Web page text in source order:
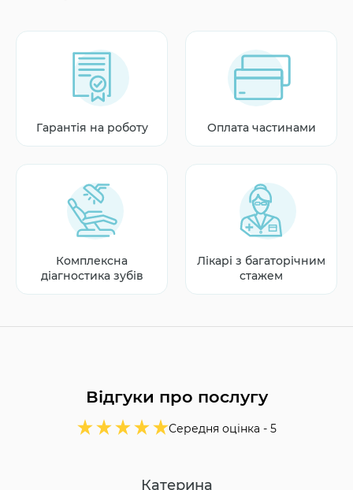
Гарантія на роботу Оплата частинами
Комплексна
діагностика зубів
Лікарі з багаторічним
стажем
Відгуки про послугу
Середня оцінка - 5
Катерина